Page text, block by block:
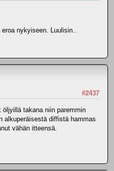
nykyiseen. Luulisin..
#2437
takana niin paremmin
alkuperäisestä diffistä hammas
vähän itteensä.